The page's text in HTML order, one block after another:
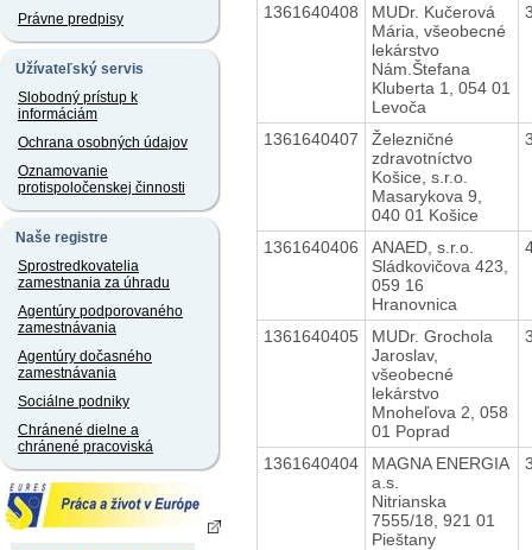
Právne predpisy
Užívateľský servis
Slobodný prístup k
informáciám
Ochrana osobných údajov
Oznamovanie
protispoločenskej činnosti
Naše registre
Sprostredkovatelia
zamestnania za úhradu
Agentúry podporovaného
zamestnávania
Agentúry dočasného
zamestnávania
Sociálne podniky
Chránené dielne a
chránené pracoviská
1361640408
MUDr. Kučerová
Mária, všeobecné
lekárstvo
Nám.Štefana
Kluberta 1, 054 01
Levoča
1361640407
Železničné
zdravotníctvo
Košice, s.r.o.
Masarykova 9,
040 01 Košice
1361640406
ANAED, s.r.o.
Sládkovičova 423,
059 16
Hranovnica
1361640405
MUDr. Grochola
Jaroslav,
všeobecné
lekárstvo
Mnoheľova 2, 058
01 Poprad
1361640404
MAGNA ENERGIA
a.s.
Nitrianska
7555/18, 921 01
Pieštany